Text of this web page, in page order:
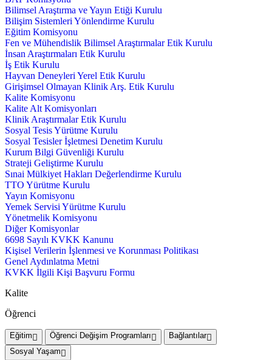
Bilimsel Araştırma ve Yayın Etiği Kurulu
Bilişim Sistemleri Yönlendirme Kurulu
Eğitim Komisyonu
Fen ve Mühendislik Bilimsel Araştırmalar Etik Kurulu
İnsan Araştırmaları Etik Kurulu
İş Etik Kurulu
Hayvan Deneyleri Yerel Etik Kurulu
Girişimsel Olmayan Klinik Arş. Etik Kurulu
Kalite Komisyonu
Kalite Alt Komisyonları
Klinik Araştırmalar Etik Kurulu
Sosyal Tesis Yürütme Kurulu
Sosyal Tesisler İşletmesi Denetim Kurulu
Kurum Bilgi Güvenliği Kurulu
Strateji Geliştirme Kurulu
Sınai Mülkiyet Hakları Değerlendirme Kurulu
TTO Yürütme Kurulu
Yayın Komisyonu
Yemek Servisi Yürütme Kurulu
Yönetmelik Komisyonu
Diğer Komisyonlar
6698 Sayılı KVKK Kanunu
Kişisel Verilerin İşlenmesi ve Korunması Politikası
Genel Aydınlatma Metni
KVKK İlgili Kişi Başvuru Formu
Kalite
Öğrenci
Eğitim Öğrenci Değişim Programları
Bağlantılar
Sosyal Yaşam